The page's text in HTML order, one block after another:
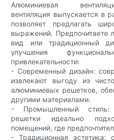
Алюминиевая
вентиляция выпускается в
позволяет предлагать
выражений. Предпочитаете
вид или традиционный
улучшения
привлекательности:
- Современный дизайн:
извлекают выгоду из
алюминиевых решетков,
другими материалами.
- Промышленный стиль:
решетки идеально
помещений, где
- Традиционная